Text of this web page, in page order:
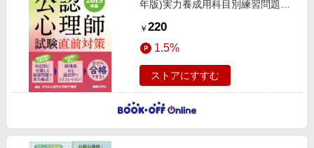
年版)実力養成用科目別練習問題＋
￥ 220
1.5%
ストアにすすむ